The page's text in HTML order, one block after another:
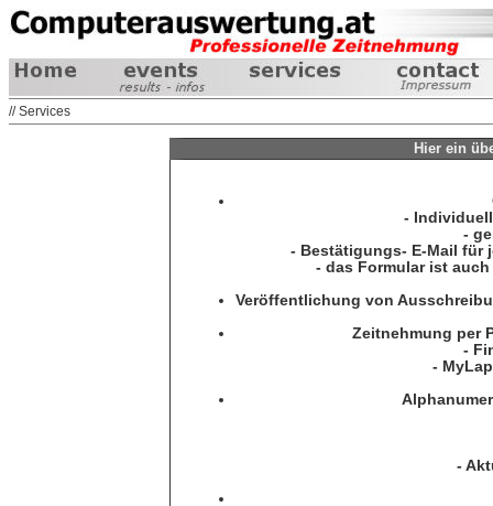
// Services
Hier ein
-
-
- Bestätigungs- E-Mail für
- das Formular ist
Veröffentlichung von
Zeitnehmung per
-
-
-